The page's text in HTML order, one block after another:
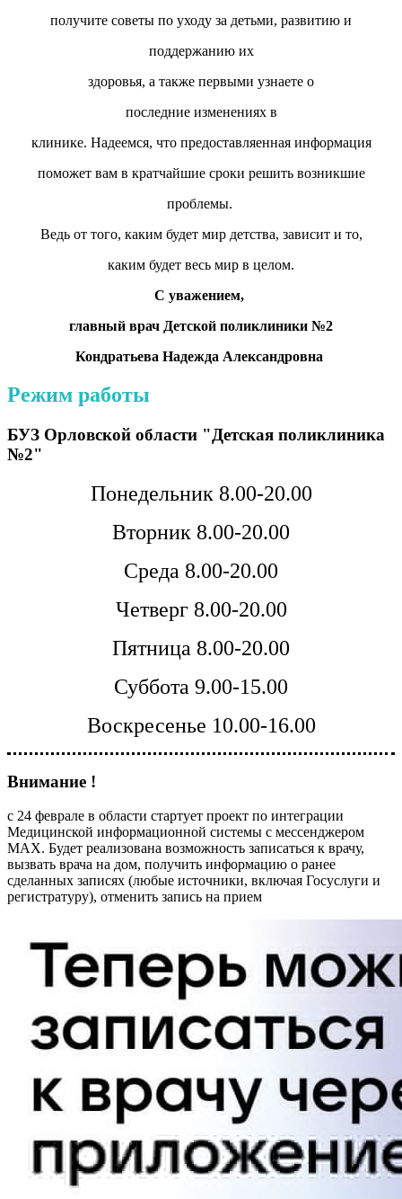
получите советы по уходу за детьми, развитию и
поддержанию их
здоровья, а также первыми узнаете о
последние изменениях в
клинике. Надеемся, что предоставляенная информация
поможет вам в кратчайшие сроки решить возникшие
проблемы.
Ведь от того, каким будет мир детства, зависит и то,
каким будет весь мир в целом.
С уважением,
главный врач Детской поликлиники №2
Кондратьева Надежда Александровна
Режим работы
БУЗ Орловской области "Детская поликлиника
№2"
Понедельник 8.00-20.00
Вторник 8.00-20.00
Среда 8.00-20.00
Четверг 8.00-20.00
Пятница 8.00-20.00
Суббота 9.00-15.00
Воскресенье 10.00-16.00
Внимание !
с 24 феврале в области стартует проект по интеграции
Медицинской информационной системы с мессенджером
МАХ. Будет реализована возможность записаться к врачу,
вызвать врача на дом, получить информацию о ранее
сделанных записях (любые источники, включая Госуслуги и
регистратуру), отменить запись на прием